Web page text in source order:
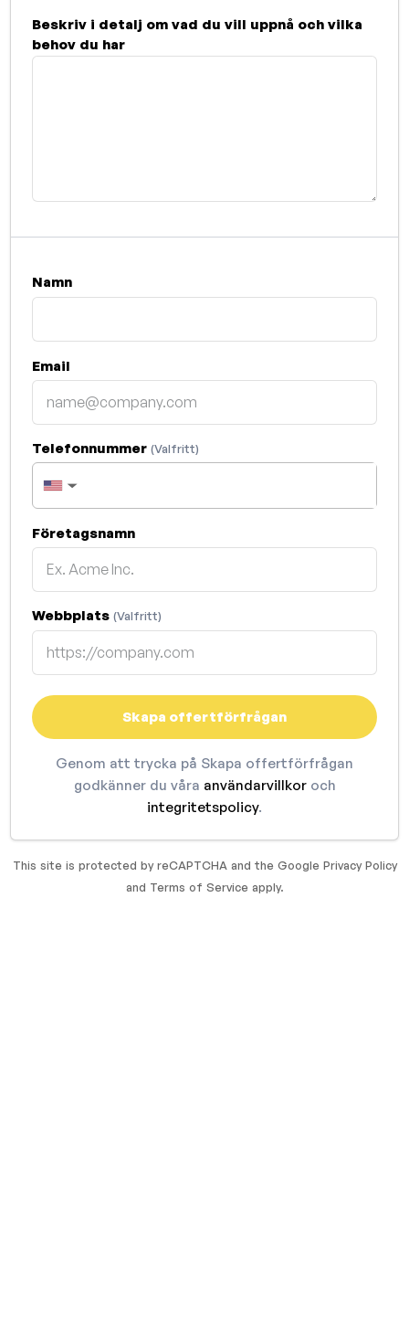
Beskriv i detalj om vad du vill uppnå och vilka
behov du har
Namn
Email
Telefonnummer (Valfritt)
▼
Företagsnamn
Webbplats (Valfritt)
Skapa offertförfrågan
Genom att trycka på Skapa offertförfrågan
godkänner du våra användarvillkoroch
integritetspolicy.
This site is protected by reCAPTCHA and the Google Privacy Policy
and Terms of Service apply.